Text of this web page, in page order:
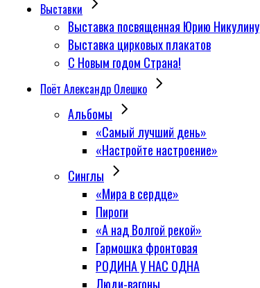
Выставки
Выставка посвященная Юрию Никулину
Выставка цирковых плакатов
С Новым годом Страна!
Поёт Александр Олешко
Альбомы
«Самый лучший день»
«Настройте настроение»
Синглы
«Мира в сердце»
Пироги
«А над Волгой рекой»
Гармошка фронтовая
РОДИНА У НАС ОДНА
Люди-вагоны